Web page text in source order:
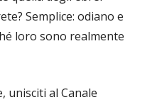
Semplice: odiano e
loro sono realmente
unisciti al Canale